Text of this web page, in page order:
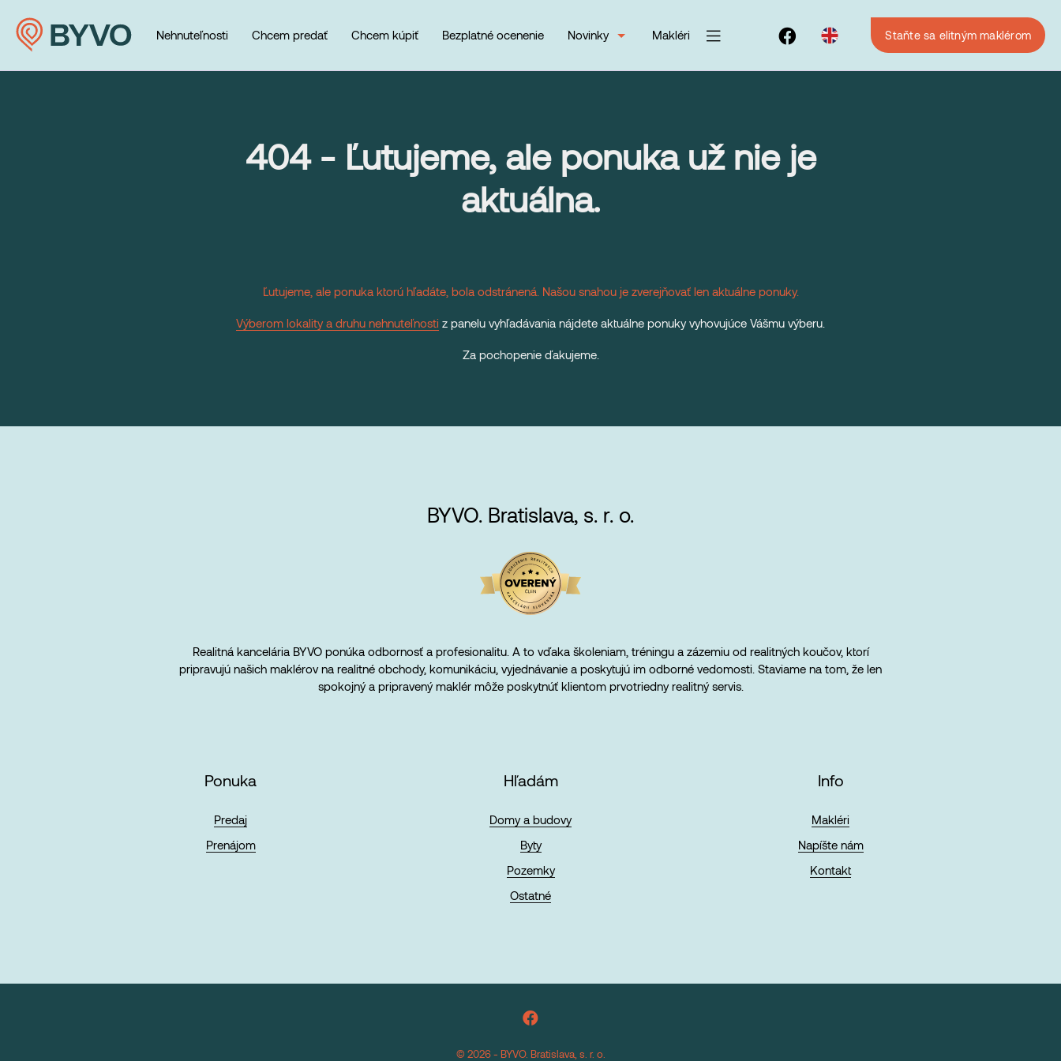
Nehnuteľnosti Chcem predať Chcem kúpiť Bezplatné ocenenie Novinky Makléri Staňte sa elitným maklérom
404 - Ľutujeme, ale ponuka už nie je
aktuálna.
Ľutujeme, ale ponuka ktorú hľadáte, bola odstránená. Našou snahou je zverejňovať len aktuálne ponuky.
Výberom lokality a druhu nehnuteľnosti z panelu vyhľadávania nájdete aktuálne ponuky vyhovujúce Vášmu výberu.
Za pochopenie ďakujeme.
BYVO. Bratislava, s. r. o.
Realitná kancelária BYVO ponúka odbornosť a profesionalitu. A to vďaka školeniam, tréningu a zázemiu od realitných koučov, ktorí
pripravujú našich maklérov na realitné obchody, komunikáciu, vyjednávanie a poskytujú im odborné vedomosti. Staviame na tom, že len
spokojný a pripravený maklér môže poskytnúť klientom prvotriedny realitný servis.
Ponuka
Predaj
Prenájom
Hľadám
Domy a budovy
Byty
Pozemky
Ostatné
Info
Makléri
Napíšte nám
Kontakt
© 2026 - BYVO. Bratislava, s. r. o.